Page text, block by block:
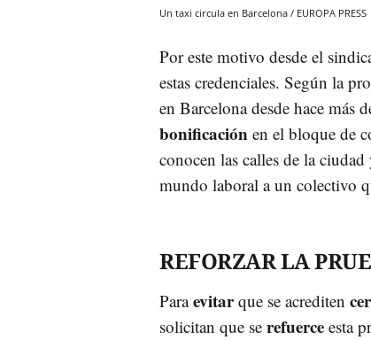
Un taxi circula en Barcelona / EUROPA PRESS
Por este motivo desde el
estas credenciales. Según la
en Barcelona desde hace más
bonificación en el bloque de
conocen las calles de la
mundo laboral a un colectivo
REFORZAR LA
Paraevitarque se acrediten
solicitan que se refuerce esta